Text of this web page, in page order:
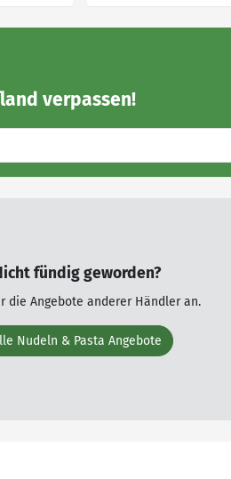
verpassen!
fündig geworden?
die Angebote anderer Händler an.
Nudeln & Pasta Angebote